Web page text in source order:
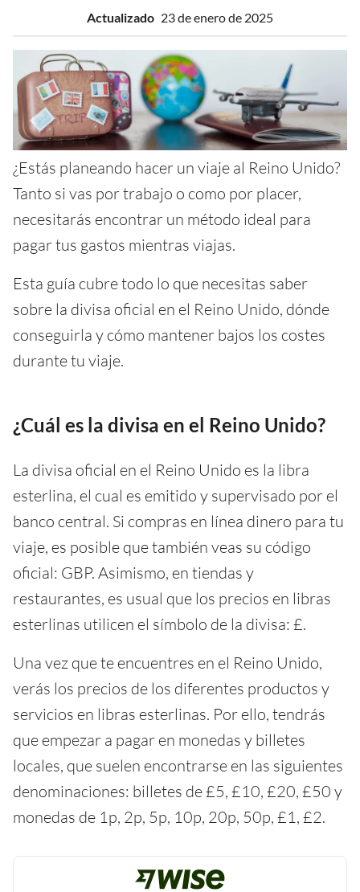
Actualizado 23 de enero de 2025
¿Estás planeando hacer un viaje al Reino Unido?
Tanto si vas por trabajo o como por placer,
necesitarás encontrar un método ideal para
pagar tus gastos mientras viajas.
Esta guía cubre todo lo que necesitas saber
sobre la divisa oficial en el Reino Unido, dónde
conseguirla y cómo mantener bajos los costes
durante tu viaje.
¿Cuál es la divisa en el Reino Unido?
La divisa oficial en el Reino Unido es la libra
esterlina, el cual es emitido y supervisado por el
banco central. Si compras en línea dinero para tu
viaje, es posible que también veas su código
oficial: GBP. Asimismo, en tiendas y
restaurantes, es usual que los precios en libras
esterlinas utilicen el símbolo de la divisa: £.
Una vez que te encuentres en el Reino Unido,
verás los precios de los diferentes productos y
servicios en libras esterlinas. Por ello, tendrás
que empezar a pagar en monedas y billetes
locales, que suelen encontrarse en las siguientes
denominaciones: billetes de £5, £10, £20, £50 y
monedas de 1p, 2p, 5p, 10p, 20p, 50p, £1, £2.